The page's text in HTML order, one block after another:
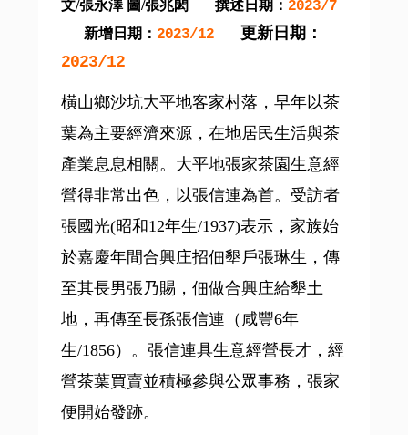
文/張永澤 圖/張兆閎 撰述日期： 2023/7
新增日期： 2023/12
更新日期：
2023/12
橫山鄉沙坑大平地客家村落，早年以茶
葉為主要經濟來源，在地居民生活與茶
產業息息相關。大平地張家茶園生意經
營得非常出色，以張信連為首。受訪者
張國光(昭和12年生/1937)表示，家族始
於嘉慶年間合興庄招佃墾戶張琳生，傳
至其長男張乃賜，佃做合興庄給墾土
地，再傳至長孫張信連（咸豐6年
生/1856）。張信連具生意經營長才，經
營茶葉買賣並積極參與公眾事務，張家
便開始發跡。